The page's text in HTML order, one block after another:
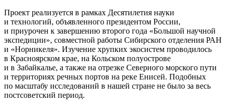
Проект реализуется в рамках Десятилетия науки
и технологий, объявленного президентом России,
и приурочен к завершению второго года «‎Большой научной
экспедиции», совместной работы Сибирского отделения РАН
и «‎Норникеля». Изучение хрупких экосистем проводилось
в Красноярском крае, на Кольском полуострове
и в Забайкалье, а также на отрезке Северного морского пути
и территориях речных портов на реке Енисей. Подобных
по масштабу исследований в нашей стране не было за весь
постсоветский период.